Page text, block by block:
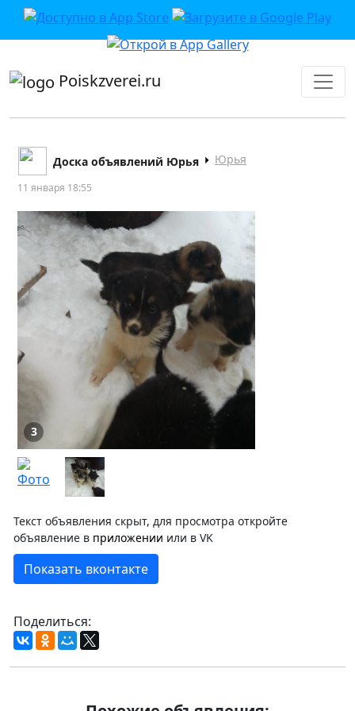
приложении или в VK">
Poiskzverei.ru
Доска объявлений Юрья Юрья
11 января 18:55
3
Текст объявления скрыт, для просмотра откройте
объявление в приложении или в VK
Показать вконтакте
Поделиться: